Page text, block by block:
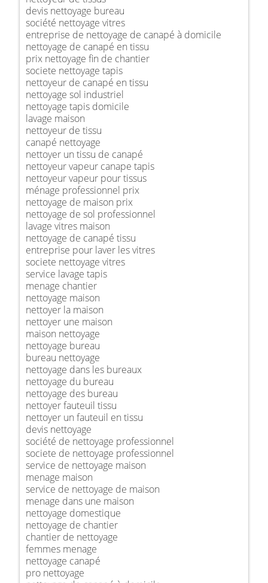
devis nettoyage bureau
société nettoyage vitres
entreprise de nettoyage de canapé à domicile
nettoyage de canapé en tissu
prix nettoyage fin de chantier
societe nettoyage tapis
nettoyeur de canapé en tissu
nettoyage sol industriel
nettoyage tapis domicile
lavage maison
nettoyeur de tissu
canapé nettoyage
nettoyer un tissu de canapé
nettoyeur vapeur canape tapis
nettoyeur vapeur pour tissus
ménage professionnel prix
nettoyage de maison prix
nettoyage de sol professionnel
lavage vitres maison
nettoyage de canapé tissu
entreprise pour laver les vitres
societe nettoyage vitres
service lavage tapis
menage chantier
nettoyage maison
nettoyer la maison
nettoyer une maison
maison nettoyage
nettoyage bureau
bureau nettoyage
nettoyage dans les bureaux
nettoyage du bureau
nettoyage des bureau
nettoyer fauteuil tissu
nettoyer un fauteuil en tissu
devis nettoyage
société de nettoyage professionnel
societe de nettoyage professionnel
service de nettoyage maison
menage maison
service de nettoyage de maison
menage dans une maison
nettoyage domestique
nettoyage de chantier
chantier de nettoyage
femmes menage
nettoyage canapé
pro nettoyage